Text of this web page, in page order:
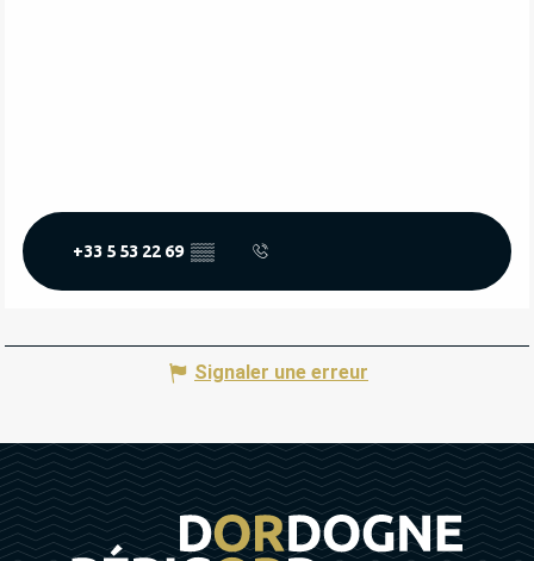
+33 5 53 22 69 ▒▒
Signaler une erreur